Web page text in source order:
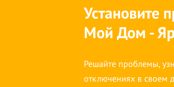
Установите
Мой Дом -
Решайте проблемы,
отключениях в своем